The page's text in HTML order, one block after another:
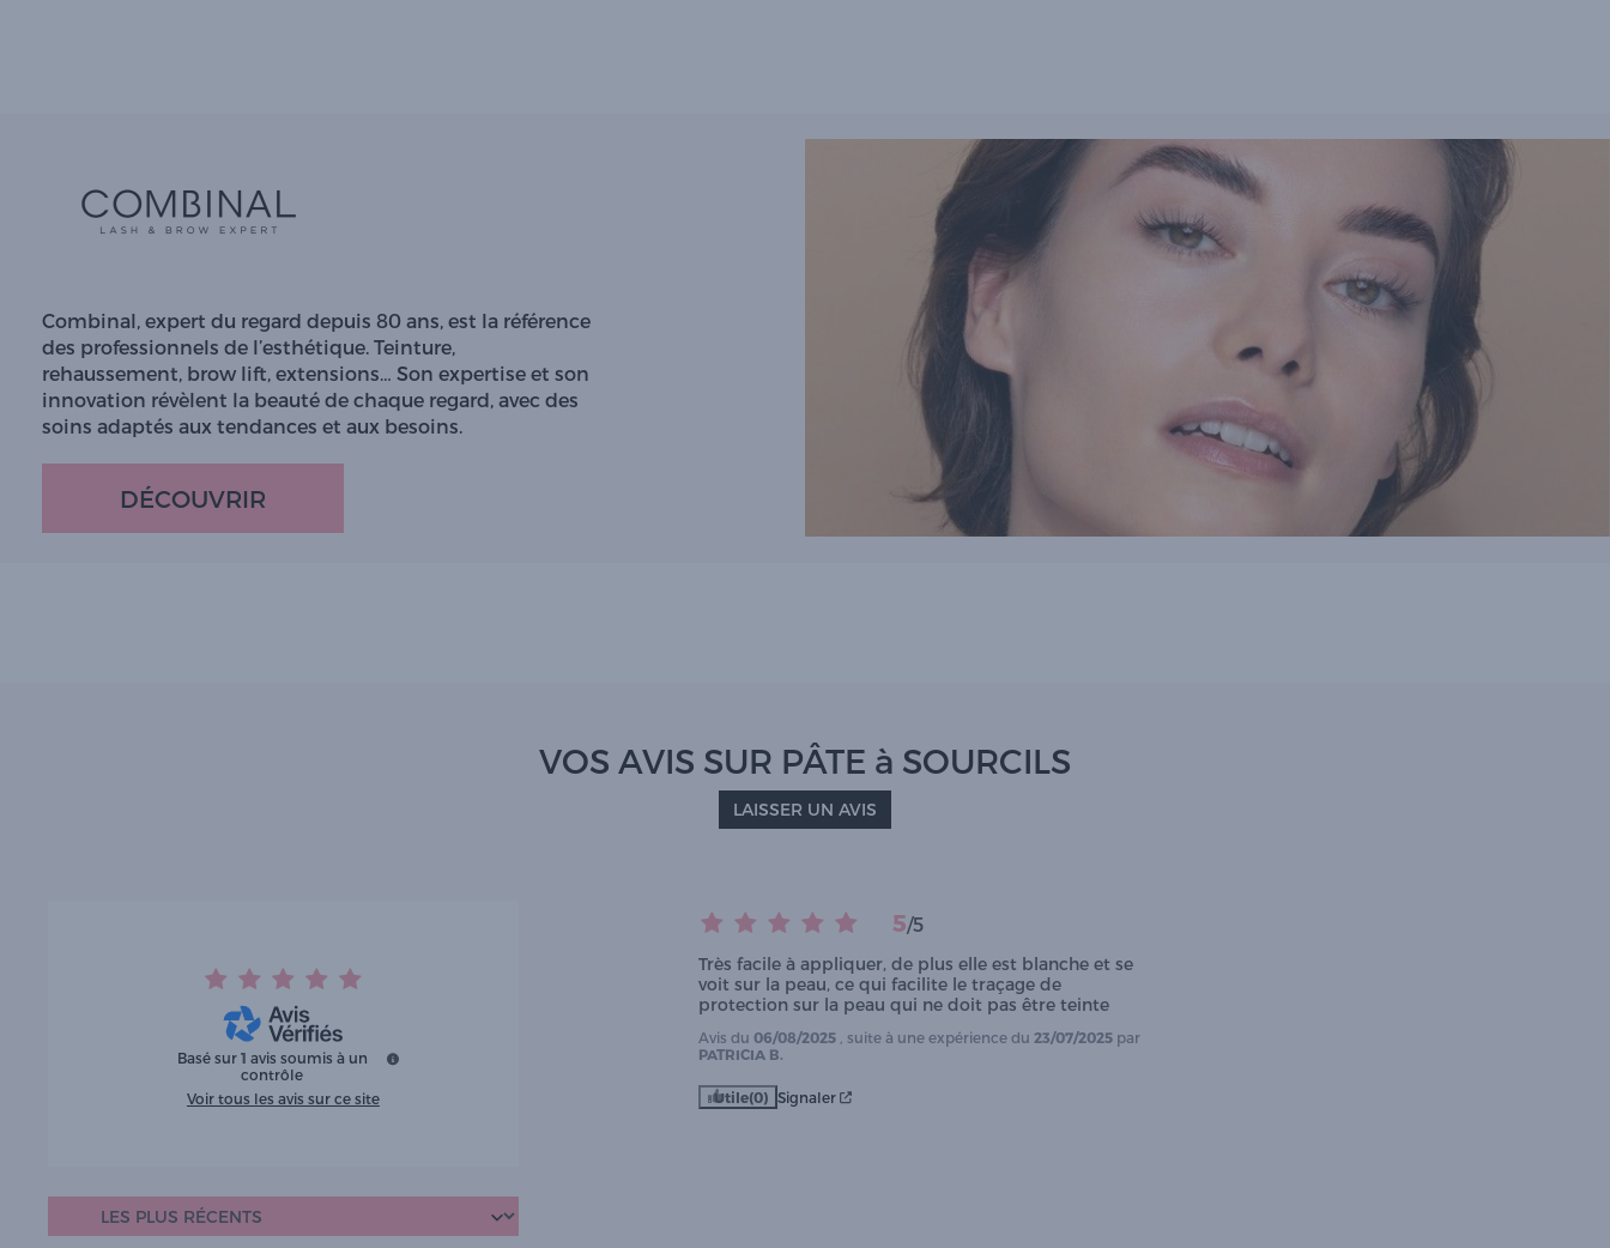
Combinal, expert du regard depuis 80 ans, est la référence
des professionnels de l’esthétique. Teinture,
rehaussement, brow lift, extensions… Son expertise et son
innovation révèlent la beauté de chaque regard, avec des
soins adaptés aux tendances et aux besoins.
DÉCOUVRIR
VOS AVIS SUR PÂTE à SOURCILS
LAISSER UN AVIS
Basé sur 1 avis soumis à un
contrôle
Voir tous les avis sur ce site
5/5
Très facile à appliquer, de plus elle est blanche et se
voit sur la peau, ce qui facilite le traçage de
protection sur la peau qui ne doit pas être teinte
Avis du 06/08/2025 , suite à une expérience du 23/07/2025 par
PATRICIA B.
Utile(0) Signaler